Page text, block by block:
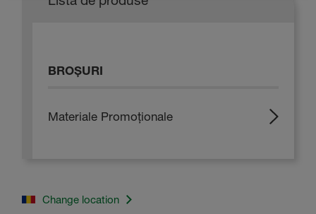
BROȘURI
Materiale Promoționale
Change location